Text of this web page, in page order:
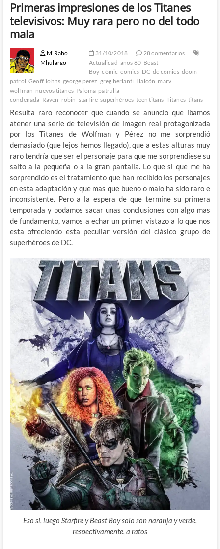
Primeras impresiones de los Titanes
televisivos: Muy rara pero no del todo
mala
M'Rabo
Mhulargo
31/10/2018
28 comentarios
Actualidad años 80 Beast
Boy cómic comics DC dc comics doom
patrol Geoff Johns george perez greg berlanti Halcón marv
wolfman nuevos titanes Paloma patrulla
condenada Raven robin starfire superhéroes teen titans Titanes titans
Resulta raro reconocer que cuando se anuncio que íbamos
atener una serie de televisión de imagen real protagonizada
por los Titanes de Wolfman y Pérez no me sorprendió
demasiado (que lejos hemos llegado), que a estas alturas muy
raro tendría que ser el personaje para que me sorprendiese su
salto a la pequeña o a la gran pantalla. Lo que si que me ha
sorprendido es el tratamiento que han recibido los personajes
en esta adaptación y que mas que bueno o malo ha sido raro e
inconsistente. Pero a la espera de que termine su primera
temporada y podamos sacar unas conclusiones con algo mas
de fundamento, vamos a echar un primer vistazo a lo que nos
esta ofreciendo esta peculiar versión del clásico grupo de
superhéroes de DC.
Eso si, luego Starfire y Beast Boy solo son naranja y verde,
respectivamente, a ratos